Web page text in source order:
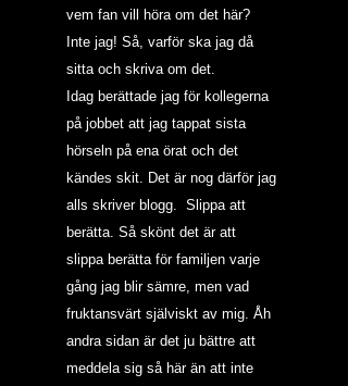
vem fan vill höra om det här?
Inte jag! Så, varför ska jag då
sitta och skriva om det.
Idag berättade jag för kollegerna
på jobbet att jag tappat sista
hörseln på ena örat och det
kändes skit. Det är nog därför jag
alls skriver blogg.  Slippa att
berätta. Så skönt det är att
slippa berätta för familjen varje
gång jag blir sämre, men vad
fruktansvärt själviskt av mig. Åh
andra sidan är det ju bättre att
meddela sig så här än att inte